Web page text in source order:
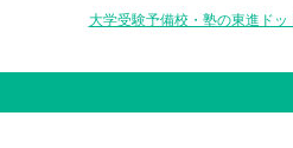
大学受験予備校・塾の東進ドッ